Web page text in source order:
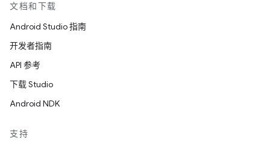
文档和下载
Android Studio 指南
开发者指南
API 参考
下载 Studio
Android NDK
支持